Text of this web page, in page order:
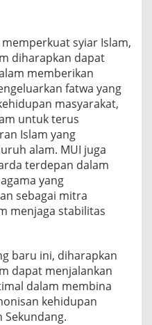
syiar Islam,
diharapkan dapat
memberikan
fatwa yang
masyarakat,
untuk terus
Islam yang
alam. MUI juga
terdepan dalam
yang
sebagai mitra
menjaga stabilitas
baru ini, diharapkan
dapat menjalankan
dalam membina
kehidupan
Sekundang.